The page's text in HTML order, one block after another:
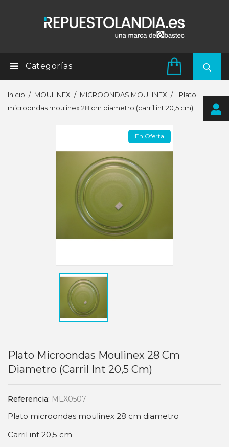
Categorías
Inicio MOULINEX MICROONDAS MOULINEX
Plato
microondas moulinex 28 cm diametro (carril int 20,5 cm)
¡En Oferta!
Plato Microondas Moulinex 28 Cm
Diametro (carril Int 20,5 Cm)
Referencia: MLX0507
Plato microondas moulinex 28 cm diametro
Carril int 20,5 cm